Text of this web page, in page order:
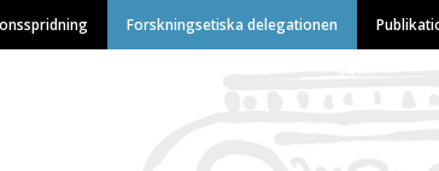
Hoppa
till
Forskningsetiska delegationen